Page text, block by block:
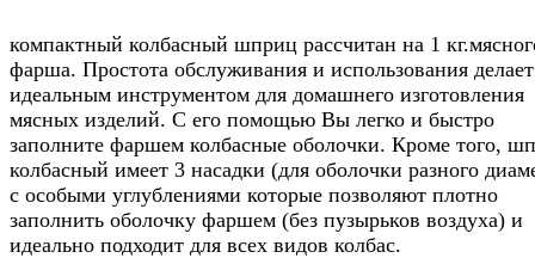
компактный колбасный шприц рассчитан на 1
фарша. Простота обслуживания и использования делает
идеальным инструментом для домашнего изготовления
мясных изделий. С его помощью Вы легко и быстро
заполните фаршем колбасные оболочки. Кроме того,
колбасный имеет 3 насадки (для оболочки разного
с особыми углублениями которые позволяют плотно
заполнить оболочку фаршем (без пузырьков воздуха) и
идеально подходит для всех видов колбас.